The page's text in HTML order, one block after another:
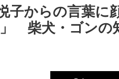
子からの言葉に
」 柴犬・ゴンの